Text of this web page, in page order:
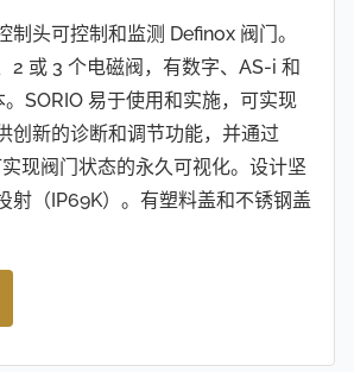
制头可控制和监测 Definox 阀门。
2 或 3 个电磁阀，有数字、AS-i 和
SORIO 易于使用和实施，可实现
创新的诊断和调节功能，并通过
现阀门状态的永久可视化。设计坚
射（IP69K）。有塑料盖和不锈钢盖